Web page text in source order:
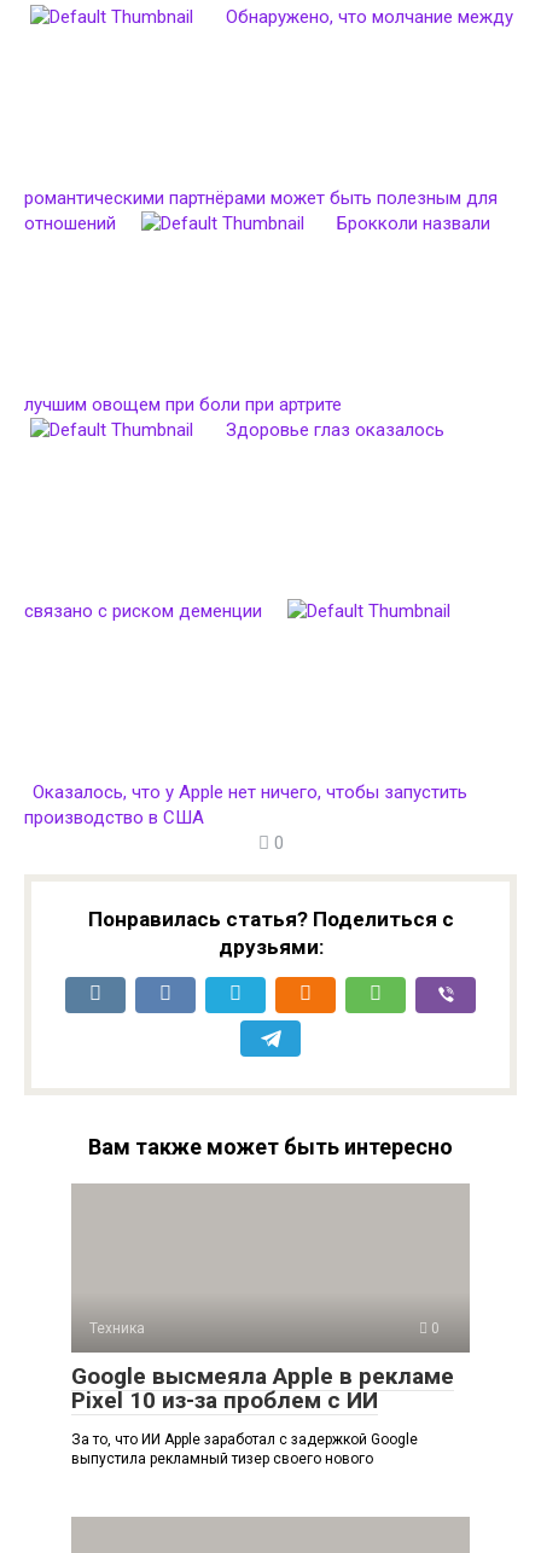
Обнаружено, что молчание между
романтическими партнёрами может быть полезным для
отношений
Брокколи назвали
лучшим овощем при боли при артрите
Здоровье глаз оказалось
связано с риском деменции
Оказалось, что у Apple нет ничего, чтобы запустить
производство в США
0
Понравилась статья? Поделиться с
друзьями:
Вам также может быть интересно
Техника 0
Google высмеяла Apple в рекламе
Pixel 10 из-за проблем с ИИ
За то, что ИИ Apple заработал с задержкой Google
выпустила рекламный тизер своего нового